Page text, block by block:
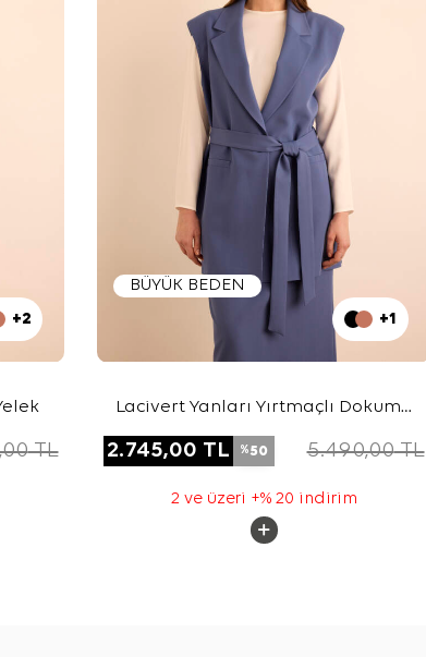
+2
TL
BÜYÜK BEDEN
+1
Lacivert Yanları Yırtmaçlı Dokuma
2.745,00 TL %50 5.490,00TL
2 ve üzeri +% 20 indirim